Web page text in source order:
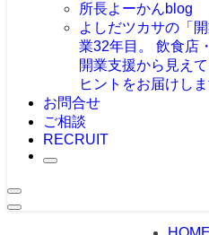
所長よーかんblog
よしだツカサの「開
業32年目。 飲食店
開業支援から見え
ヒントをお届けしま
お問合せ
ご相談
RECRUIT